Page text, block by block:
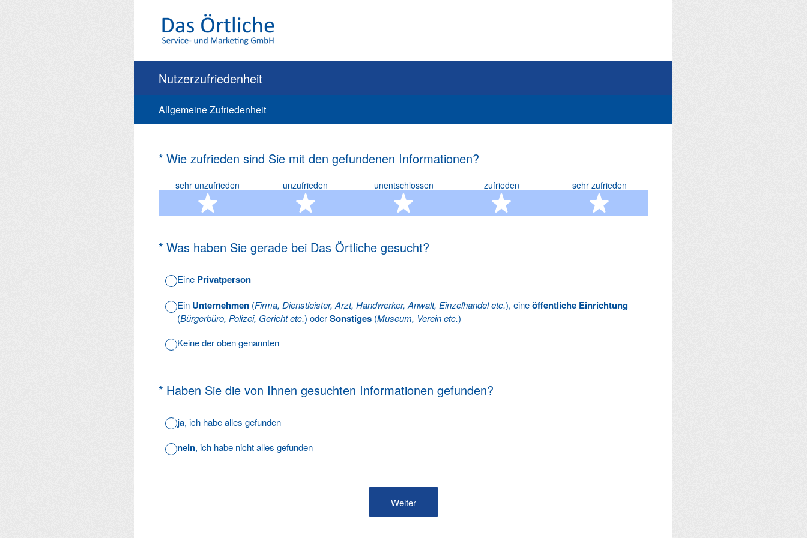
Nutzerzufriedenheit
Allgemeine Zufriedenheit
* Wie zufrieden sind Sie mit den gefundenen Informationen?
(Erforderlich.)
sehr unzufrieden
1 Stern
unzufrieden
2 Sterne
unentschlossen
3 Sterne
zufrieden
4 Sterne
sehr zufrieden
5 Sterne
* Was haben Sie gerade bei Das Örtliche gesucht?
(Erforderlich.)
Eine Privatperson
Ein Unternehmen (Firma, Dienstleister, Arzt, Handwerker, Anwalt, Einzelhandel etc.), eineöffentliche Einrichtung
(Bürgerbüro, Polizei, Gericht etc.) oderSonstiges (Museum, Verein etc.)
Keine der oben genannten
* Haben Sie die von Ihnen gesuchten Informationen gefunden?
(Erforderlich.)
ja, ich habe alles gefunden
nein, ich habe nicht alles gefunden
Weiter